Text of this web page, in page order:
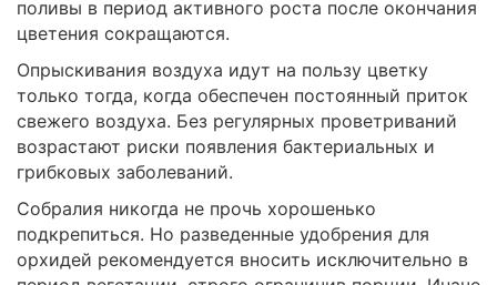
поливы в период активного роста после окончания
цветения сокращаются.
Опрыскивания воздуха идут на пользу цветку
только тогда, когда обеспечен постоянный приток
свежего воздуха. Без регулярных проветриваний
возрастают риски появления бактериальных и
грибковых заболеваний.
Собралия никогда не прочь хорошенько
подкрепиться. Но разведенные удобрения для
орхидей рекомендуется вносить исключительно в